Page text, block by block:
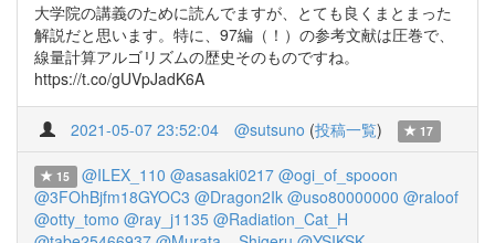
大学院の講義のために読んでますが、とても良くまとまった
解説だと思います。特に、97編（！）の参考文献は圧巻で、
線量計算アルゴリズムの歴史そのものですね。
https://t.co/gUVpJadK6A
2021-05-07 23:52:04 @sutsuno (投稿一覧) 17
15 @ILEX_110 @asasaki0217 @ogi_of_spooon
@3FOhBjfm18GYOC3 @Dragon2Ik @uso80000000 @raloof
@otty_tomo @ray_j1135 @Radiation_Cat_H